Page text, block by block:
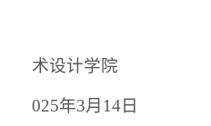
术设计学院
025年3月 14日